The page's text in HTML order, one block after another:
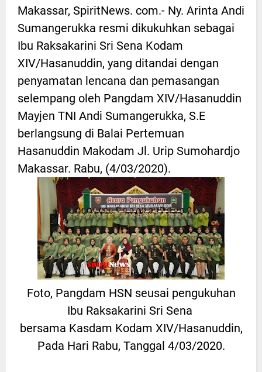
Makassar, SpiritNews. com.- Ny. Arinta Andi
Sumangerukka resmi dikukuhkan sebagai
Ibu Raksakarini Sri Sena Kodam
XIV/Hasanuddin, yang ditandai dengan
penyamatan lencana dan pemasangan
selempang oleh Pangdam XIV/Hasanuddin
Mayjen TNI Andi Sumangerukka, S.E
berlangsung di Balai Pertemuan
Hasanuddin Makodam Jl. Urip Sumohardjo
Makassar. Rabu, (4/03/2020).
Foto, Pangdam HSN seusai pengukuhan
Ibu Raksakarini Sri Sena
bersama Kasdam Kodam XIV/Hasanuddin,
Pada Hari Rabu, Tanggal 4/03/2020.